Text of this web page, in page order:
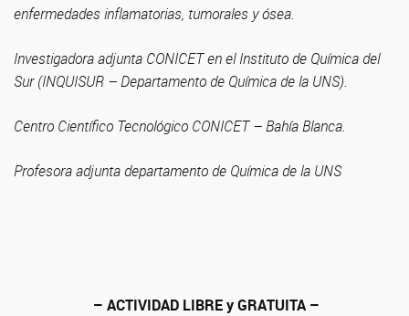
enfermedades inflamatorias, tumorales y ósea.
Investigadora adjunta CONICET en el Instituto de Química del
Sur (INQUISUR – Departamento de Química de la UNS).
Centro Científico Tecnológico CONICET – Bahía Blanca.
Profesora adjunta departamento de Química de la UNS
– ACTIVIDAD LIBRE y GRATUITA –